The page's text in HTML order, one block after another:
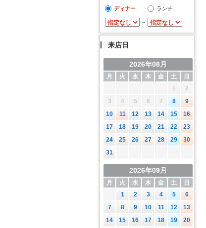
ディナー ランチ
～
来店日
2026年08月
月 火 水 木 金 土
日
1
2
3
4 5 6 7 8
9
10
11 12 13 14 15
16
17
18 19 20 21 22
23
24
25 26 27 28 29
30
31
2026年09月
月 火 水 木 金 土
日
1
2 3 4 5
6
7
8 9 10 11 12
13
14
15 16 17 18 19
20